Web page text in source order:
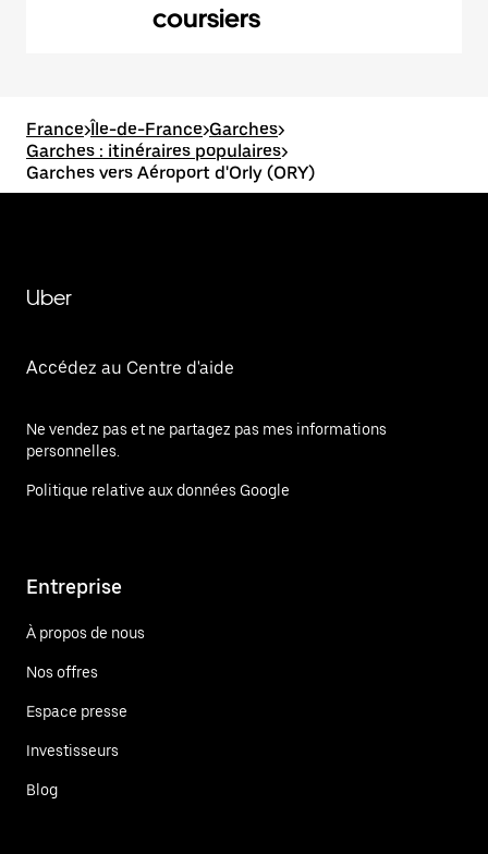
coursiers
France>Île-de-France>Garches>
Garches : itinéraires populaires>
Garches vers Aéroport d'Orly (ORY)
Uber
Accédez au Centre d'aide
Ne vendez pas et ne partagez pas mes informations
personnelles.
Politique relative aux données Google
Entreprise
À propos de nous
Nos offres
Espace presse
Investisseurs
Blog